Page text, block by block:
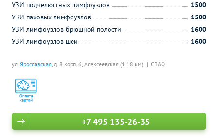
ул. Ярославская, д. 8 корп. 6, Алексеевская (1.18 км) СВАО
УЗИ подчелюстных лимфоузлов
1500
УЗИ паховых лимфоузлов
1500
УЗИ лимфоузлов брюшной полости
1600
УЗИ лимфоузлов шеи
1600
+7 495 135-26-35